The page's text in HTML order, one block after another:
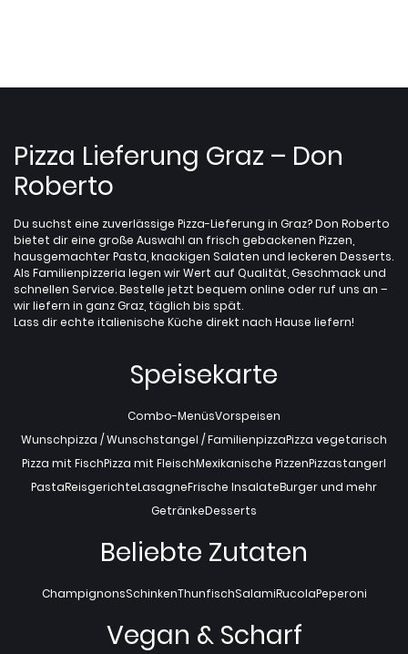
Pizza Lieferung Graz – Don
Roberto
Du suchst eine zuverlässige Pizza-Lieferung in Graz? Don Roberto
bietet dir eine große Auswahl an frisch gebackenen Pizzen,
hausgemachter Pasta, knackigen Salaten und leckeren Desserts.
Als Familienpizzeria legen wir Wert auf Qualität, Geschmack und
schnellen Service. Bestelle jetzt bequem online oder ruf uns an –
wir liefern in ganz Graz, täglich bis spät.
Lass dir echte italienische Küche direkt nach Hause liefern!
Speisekarte
Combo-MenüsVorspeisen
Wunschpizza / Wunschstangel / FamilienpizzaPizza vegetarisch
Pizza mit FischPizza mit FleischMexikanische PizzenPizzastangerl
PastaReisgerichteLasagneFrische InsalateBurger und mehr
GetränkeDesserts
Beliebte Zutaten
ChampignonsSchinkenThunfischSalamiRucolaPeperoni
Vegan & Scharf